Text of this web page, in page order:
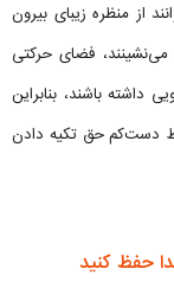
از منظره زیبای بیرون
فضای حرکتی
باشند، بنابراین
دست‌کم حق تکیه دادن
حفظ کنید